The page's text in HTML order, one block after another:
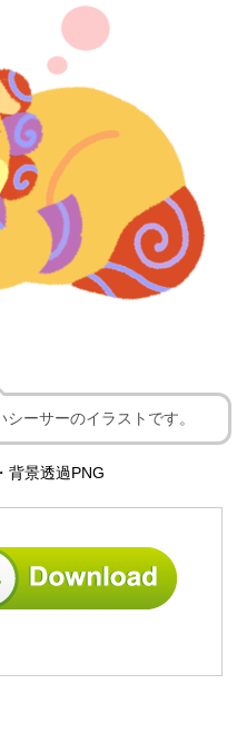
ーサーのイラストです。
背景透過PNG